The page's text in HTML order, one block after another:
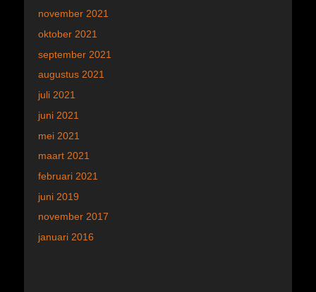
november 2021
oktober 2021
september 2021
augustus 2021
juli 2021
juni 2021
mei 2021
maart 2021
februari 2021
juni 2019
november 2017
januari 2016